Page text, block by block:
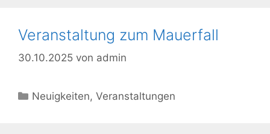
Veranstaltung zum Mauerfall
30.10.2025 von admin
Kategorien
Neuigkeiten,Veranstaltungen